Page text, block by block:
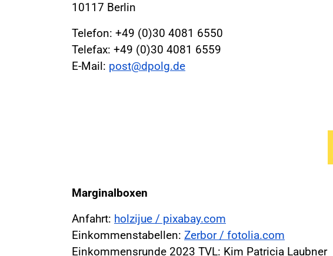
10117 Berlin
Telefon: +49 (0)30 4081 6550
Telefax: +49 (0)30 4081 6559
E-Mail: post@dpolg.de
Marginalboxen
Anfahrt: holzijue / pixabay.com
Einkommenstabellen: Zerbor / fotolia.com
Einkommensrunde 2023 TVL: Kim Patricia Laubner